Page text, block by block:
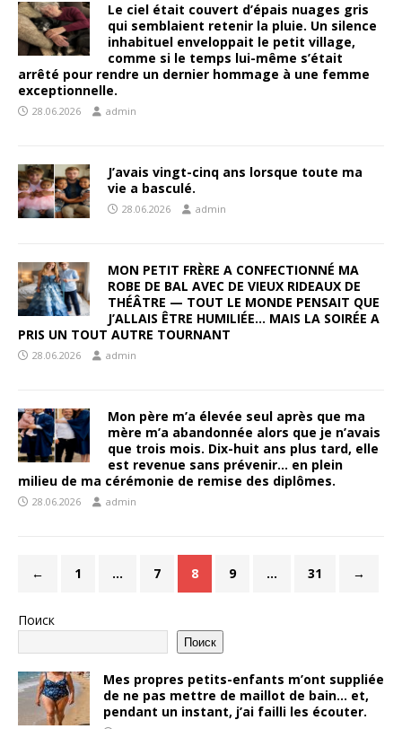
Le ciel était couvert d’épais nuages gris
qui semblaient retenir la pluie. Un silence
inhabituel enveloppait le petit village,
comme si le temps lui-même s’était
arrêté pour rendre un dernier hommage à une femme
exceptionnelle.
28.06.2026 admin
J’avais vingt-cinq ans lorsque toute ma
vie a basculé.
28.06.2026 admin
MON PETIT FRÈRE A CONFECTIONNÉ MA
ROBE DE BAL AVEC DE VIEUX RIDEAUX DE
THÉÂTRE — TOUT LE MONDE PENSAIT QUE
J’ALLAIS ÊTRE HUMILIÉE… MAIS LA SOIRÉE A
PRIS UN TOUT AUTRE TOURNANT
28.06.2026 admin
Mon père m’a élevée seul après que ma
mère m’a abandonnée alors que je n’avais
que trois mois. Dix-huit ans plus tard, elle
est revenue sans prévenir… en plein
milieu de ma cérémonie de remise des diplômes.
28.06.2026 admin
← 1 … 7 8 9 … 31 →
Поиск
Поиск
Mes propres petits-enfants m’ont suppliée
de ne pas mettre de maillot de bain… et,
pendant un instant, j’ai failli les écouter.